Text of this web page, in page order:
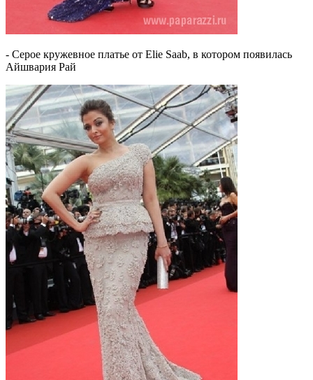
- Серое кружевное платье от Elie Saab, в котором появилась
Айшвария Рай